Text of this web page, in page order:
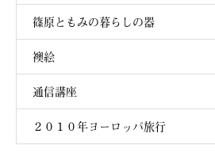
篠原ともみの暮らしの器
襖絵
通信講座
２０１０年ヨーロッパ旅行